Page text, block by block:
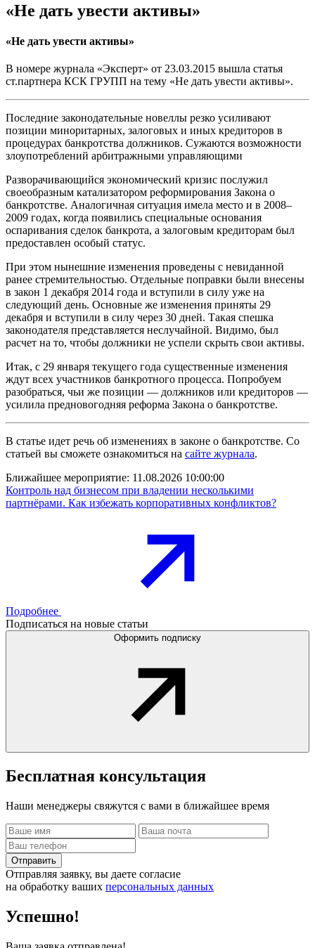
«Не дать увести активы»
«Не дать увести активы»
В номере журнала «Эксперт» от 23.03.2015 вышла статья
ст.партнера КСК ГРУПП на тему «Не дать увести активы».
Последние законодательные новеллы резко усиливают
позиции миноритарных, залоговых и иных кредиторов в
процедурах банкротства должников. Сужаются возможности
злоупотреблений арбитражными управляющими
Разворачивающийся экономический кризис послужил
своеобразным катализатором реформирования Закона о
банкротстве. Аналогичная ситуация имела место и в 2008–
2009 годах, когда появились специальные основания
оспаривания сделок банкрота, а залоговым кредиторам был
предоставлен особый статус.
При этом нынешние изменения проведены с невиданной
ранее стремительностью. Отдельные поправки были внесены
в закон 1 декабря 2014 года и вступили в силу уже на
следующий день. Основные же изменения приняты 29
декабря и вступили в силу через 30 дней. Такая спешка
законодателя представляется неслучайной. Видимо, был
расчет на то, чтобы должники не успели скрыть свои активы.
Итак, с 29 января текущего года существенные изменения
ждут всех участников банкротного процесса. Попробуем
разобраться, чьи же позиции — должников или кредиторов —
усилила предновогодняя реформа Закона о банкротстве.
В статье идет речь об изменениях в законе о банкротстве. Со
статьей вы сможете ознакомиться на сайте журнала.
Ближайшее мероприятие: 11.08.2026 10:00:00
Контроль над бизнесом при владении несколькими
партнёрами. Как избежать корпоративных конфликтов?
Подробнее
Подписаться на новые статьи
Оформить подписку
Бесплатная консультация
Наши менеджеры свяжутся с вами в ближайшее время
Отправить
Отправляя заявку, вы даете согласие
на обработку ваших персональных данных
Успешно!